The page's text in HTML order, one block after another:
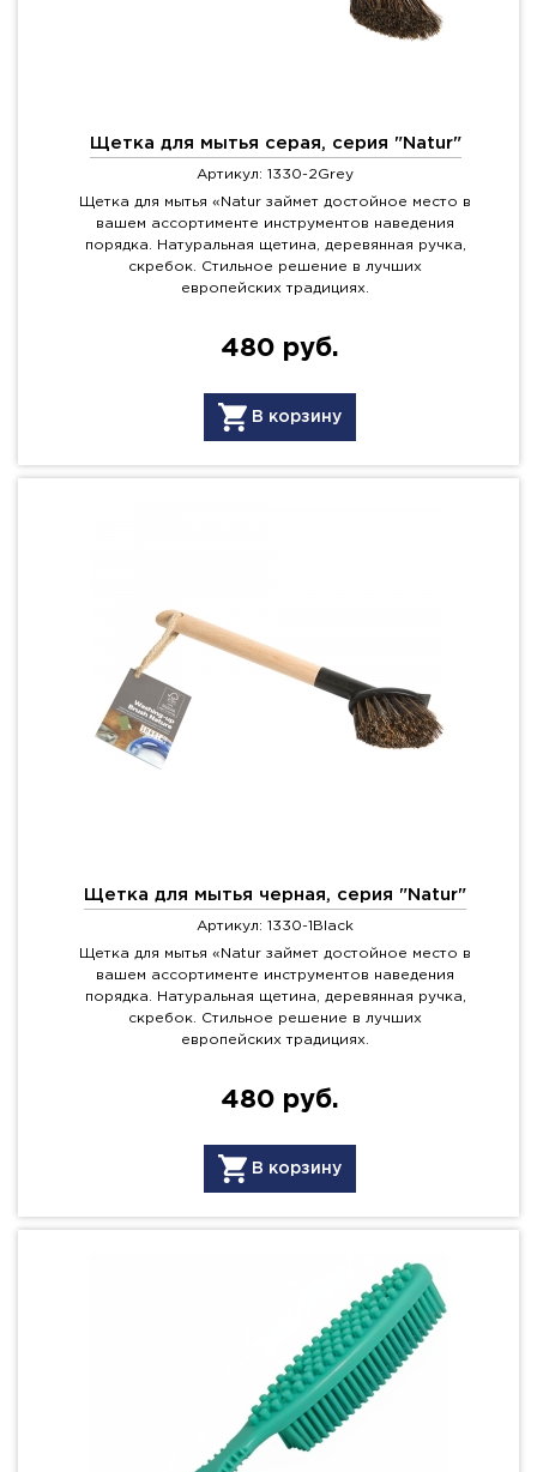
Щетка для мытья серая, серия "Natur"
Артикул: 1330-2Grey
Щетка для мытья «Natur займет достойное место в
вашем ассортименте инструментов наведения
порядка. Натуральная щетина, деревянная ручка,
скребок. Стильное решение в лучших
европейских традициях.
480 руб.
В корзину
Щетка для мытья черная, серия "Natur"
Артикул: 1330-1Black
Щетка для мытья «Natur займет достойное место в
вашем ассортименте инструментов наведения
порядка. Натуральная щетина, деревянная ручка,
скребок. Стильное решение в лучших
европейских традициях.
480 руб.
В корзину